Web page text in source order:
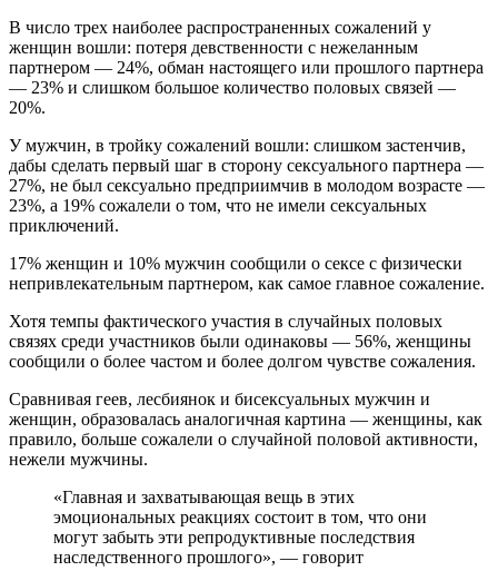
В число трех наиболее распространенных сожалений у
женщин вошли: потеря девственности с нежеланным
партнером — 24%, обман настоящего или прошлого партнера
— 23% и слишком большое количество половых связей —
20%.
У мужчин, в тройку сожалений вошли: слишком застенчив,
дабы сделать первый шаг в сторону сексуального партнера —
27%, не был сексуально предприимчив в молодом возрасте —
23%, а 19% сожалели о том, что не имели сексуальных
приключений.
17% женщин и 10% мужчин сообщили о сексе с физически
непривлекательным партнером, как самое главное сожаление.
Хотя темпы фактического участия в случайных половых
связях среди участников были одинаковы — 56%, женщины
сообщили о более частом и более долгом чувстве сожаления.
Сравнивая геев, лесбиянок и бисексуальных мужчин и
женщин, образовалась аналогичная картина — женщины, как
правило, больше сожалели о случайной половой активности,
нежели мужчины.
«Главная и захватывающая вещь в этих
эмоциональных реакциях состоит в том, что они
могут забыть эти репродуктивные последствия
наследственного прошлого», — говорит